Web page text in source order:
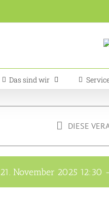
Das sind wir
DIESE
21. November 2025 12:30